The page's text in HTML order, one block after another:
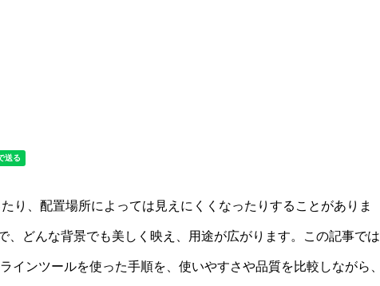
り、配置場所によっては見えにくくなったりすることがありま
、どんな背景でも美しく映え、用途が広がります。この記事では
インツールを使った手順を、使いやすさや品質を比較しながら、